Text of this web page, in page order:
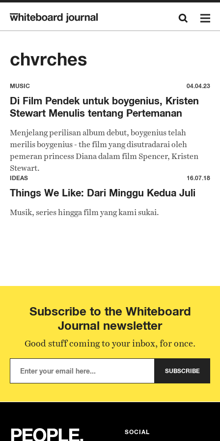
chvrches
MUSIC 04.04.23
Di Film Pendek untuk boygenius, Kristen
Stewart Menulis tentang Pertemanan
Menjelang perilisan album debut, boygenius telah
merilis boygenius - the film yang disutradarai oleh
pemeran princess Diana dalam film Spencer, Kristen
Stewart.
IDEAS 16.07.18
Things We Like: Dari Minggu Kedua Juli
Musik, series hingga film yang kami sukai.
Subscribe to the Whiteboard
Journal newsletter
Good stuff coming to your inbox, for once.
SUBSCRIBE
SOCIAL